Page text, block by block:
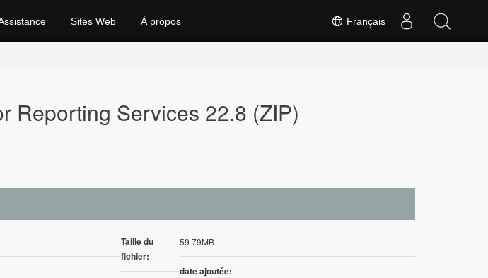
Français
Sites Web À propos
Reporting Services 22.8 (ZIP)
Taille du
fichier:
59.79MB
date ajoutée: